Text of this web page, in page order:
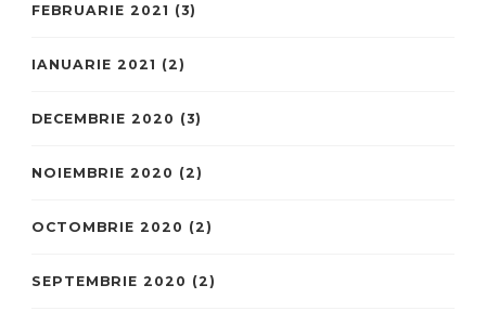
FEBRUARIE 2021 (3)
IANUARIE 2021 (2)
DECEMBRIE 2020 (3)
NOIEMBRIE 2020 (2)
OCTOMBRIE 2020 (2)
SEPTEMBRIE 2020 (2)